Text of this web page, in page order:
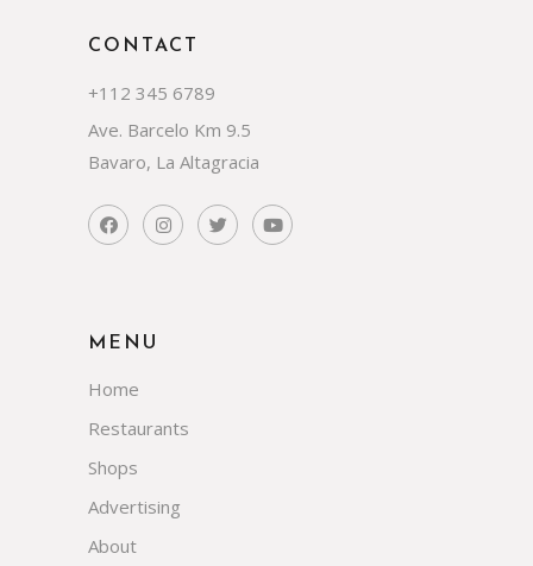
CONTACT
+112 345 6789
Ave. Barcelo Km 9.5
Bavaro, La Altagracia
MENU
Home
Restaurants
Shops
Advertising
About